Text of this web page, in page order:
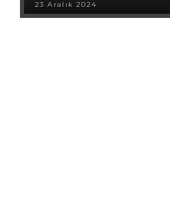
23 Aralık 2024